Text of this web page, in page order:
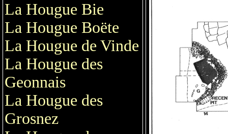
La Hougue Bie
La Hougue Boëte
La Hougue de Vinde
La Hougue des
Geonnais
La Hougue des
Grosnez